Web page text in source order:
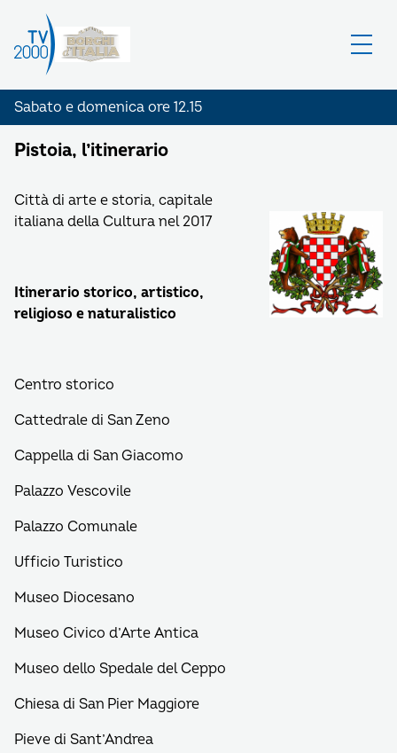
Sabato e domenica ore 12.15
Pistoia, l’itinerario
Città di arte e storia, capitale
italiana della Cultura nel 2017
Itinerario storico, artistico,
religioso e naturalistico
Centro storico
Cattedrale di San Zeno
Cappella di San Giacomo
Palazzo Vescovile
Palazzo Comunale
Ufficio Turistico
Museo Diocesano
Museo Civico d’Arte Antica
Museo dello Spedale del Ceppo
Chiesa di San Pier Maggiore
Pieve di Sant’Andrea